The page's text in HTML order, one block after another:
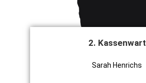
2. Kassenwart
Sarah Henrichs